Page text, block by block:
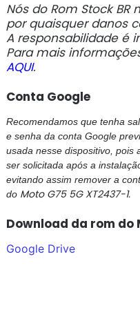
Nós do Rom Stock
por quaisquer danos
A responsabilidade é
Para mais
AQUI.
Conta Google
Recomendamos que tenha
e senha da conta Google
usada nesse dispositivo, pois
ser solicitada após a
evitando assim remover a
do Moto G75 5G XT2437-1.
Download da rom do
Google Drive